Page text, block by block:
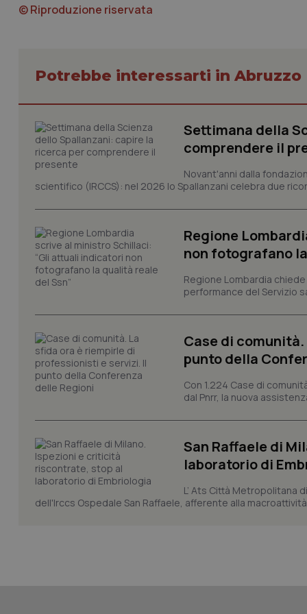
© Riproduzione riservata
Potrebbe interessarti in Abruzzo
Settimana della
comprendere il
Novant'anni dalla
scientifico (IRCCS): nel 2026 lo Spallanzani celebra due
Regione
non fotografano
Regione Lombardia
performance del Servizio
Case di
punto della
Con 1.224 Case di
dal Pnrr, la nuova
San Raffaele di
laboratorio di
L’ Ats Città Metropolitana
dell'Irccs Ospedale San Raffaele, afferente alla
tracking-enable
tracking-sites-
PHPSESSID
Nome
_ga_0VMQEQKQ1N
Nome
VISITOR_INFO1_LIVE